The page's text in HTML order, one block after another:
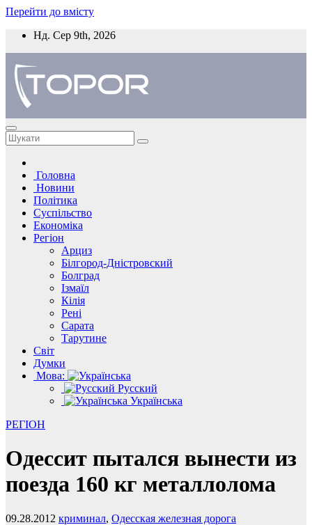
Перейти до вмісту
Нд. Сер 9th, 2026
Головна
Новини
Політика
Суспільство
Економіка
Регіон
Арциз
Білгород-Дністровский
Болград
Ізмаїл
Кілія
Рені
Сарата
Тарутине
Світ
Думки
Мова:
Русский
Українська
РЕГІОН
Одессит пытался вынести из
поезда 160 кг металлолома
09.28.2012 криминал, Одесская железная дорога